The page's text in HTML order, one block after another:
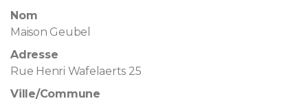
Nom
Maison Geubel
Adresse
Rue Henri Wafelaerts 25
Ville/Commune